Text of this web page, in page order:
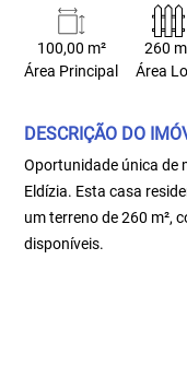
100,00 m²
Área Principal
260
Área
DESCRIÇÃO DO
Oportunidade única de
Eldízia. Esta casa
um terreno de 260 m²,
disponíveis.